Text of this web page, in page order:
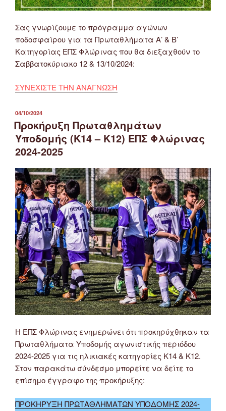
Σας γνωρίζουμε το πρόγραμμα αγώνων
ποδοσφαίρου για τα Πρωταθλήματα Α’ & Β’
Κατηγορίας ΕΠΣ Φλώρινας που θα διεξαχθούν το
Σαββατοκύριακο 12 & 13/10/2024:
ΣΥΝΕΧΙΣΤΕ ΤΗΝ ΑΝΑΓΝΩΣΗ
ΔΗΜΟΣΙΕΎΤΗΚΕ
ΣΤΙΣ
04/10/2024
Προκήρυξη Πρωταθλημάτων
Υποδομής (Κ14 – Κ12) ΕΠΣ Φλώρινας
2024-2025
Η ΕΠΣ Φλώρινας ενημερώνει ότι προκηρύχθηκαν τα
Πρωταθλήματα Υποδομής αγωνιστικής περιόδου
2024-2025 για τις ηλικιακές κατηγορίες Κ14 & Κ12.
Στον παρακάτω σύνδεσμο μπορείτε να δείτε το
επίσημο έγγραφο της προκήρυξης:
ΠΡΟΚΗΡΥΞΗ ΠΡΩΤΑΘΛΗΜΑΤΩΝ ΥΠΟΔΟΜΗΣ 2024-